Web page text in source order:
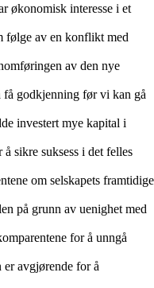
økonomisk interesse i et
følge av en konflikt med
av den nye
godkjenning før vi kan gå
investert mye kapital i
sikre suksess i det felles
om selskapets framtidige
på grunn av uenighet med
for å unngå
er avgjørende for å